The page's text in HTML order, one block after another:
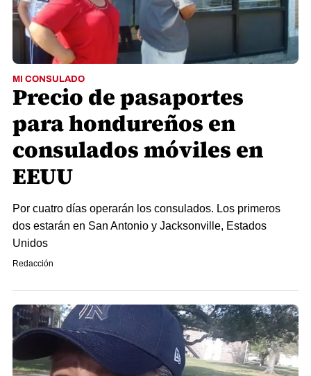
MI CONSULADO
Precio de pasaportes
para hondureños en
consulados móviles en
EEUU
Por cuatro días operarán los consulados. Los primeros
dos estarán en San Antonio y Jacksonville, Estados
Unidos
Redacción